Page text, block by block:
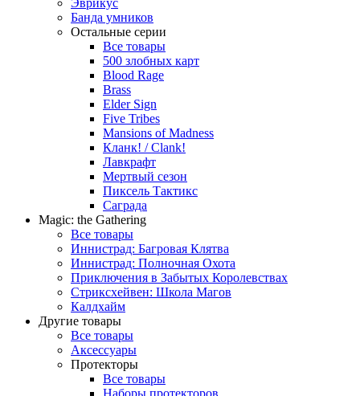
Эврикус
Банда умников
Остальные серии
Все товары
500 злобных карт
Blood Rage
Brass
Elder Sign
Five Tribes
Mansions of Madness
Кланк! / Clank!
Лавкрафт
Мертвый сезон
Пиксель Тактикс
Саграда
Magic: the Gathering
Все товары
Иннистрад: Багровая Клятва
Иннистрад: Полночная Охота
Приключения в Забытых Королевствах
Стриксхейвен: Школа Магов
Калдхайм
Другие товары
Все товары
Аксессуары
Протекторы
Все товары